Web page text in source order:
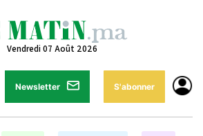
Vendredi 07 Août 2026
Newsletter S'abonner